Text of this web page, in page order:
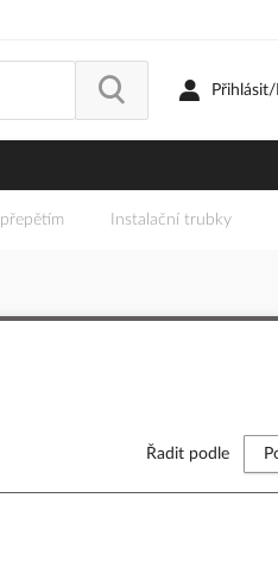
Instalační trubky
Řadit podle